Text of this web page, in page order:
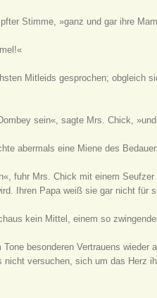
Stimme, »ganz und gar ihre
Mitleids gesprochen; obgleich
sein«, sagte Mrs. Chick,
abermals eine Miene des
fuhr Mrs. Chick mit einem
Ihren Papa weiß sie gar nicht
kein Mittel, einem so
besonderen Vertrauens
nicht versuchen, sich um das Herz